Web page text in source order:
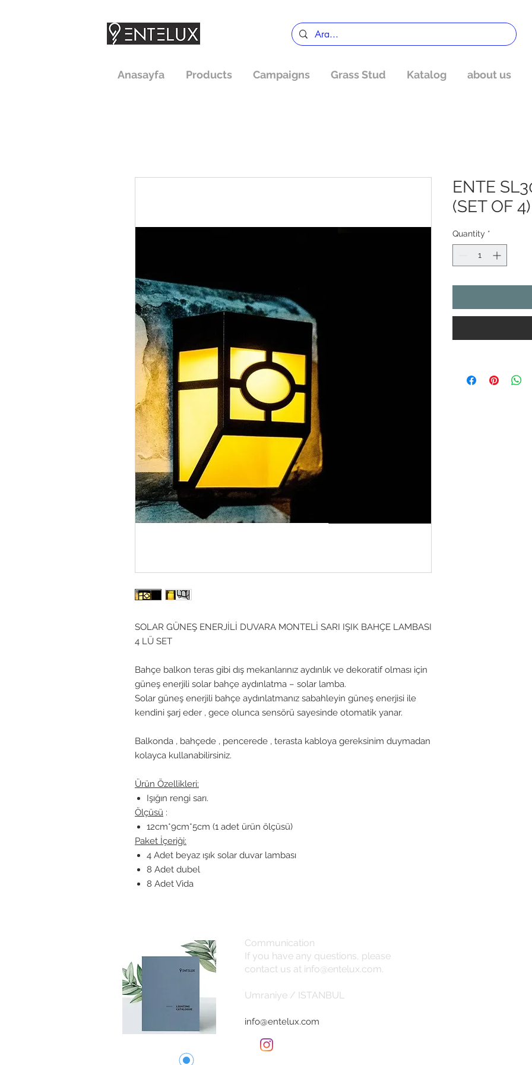
Anasayfa Products Campaigns Grass Stud Katalog about us
SOLAR GÜNEŞ ENERJİLİ DUVARA MONTELİ SARI IŞIK BAHÇE LAMBASI
4 LÜ SET
Bahçe balkon teras gibi dış mekanlarınız aydınlık ve dekoratif olması için
güneş enerjili solar bahçe aydınlatma – solar lamba.
Solar güneş enerjili bahçe aydınlatmanız sabahleyin güneş enerjisi ile
kendini şarj eder , gece olunca sensörü sayesinde otomatik yanar.
Balkonda , bahçede , pencerede , terasta kabloya gereksinim duymadan
kolayca kullanabilirsiniz.
Ürün Özellikleri:
Işığın rengi sarı.
Ölçüsü :
12cm*9cm*5cm (1 adet ürün ölçüsü)
Paket İçeriği:
4 Adet beyaz ışık solar duvar lambası
8 Adet dubel
8 Adet Vida
ENTE
(SET OF 4)
Quantity *
Communication
If you have any questions, please
contact us at info@entelux.com.
Umraniye / ISTANBUL
info@entelux.com